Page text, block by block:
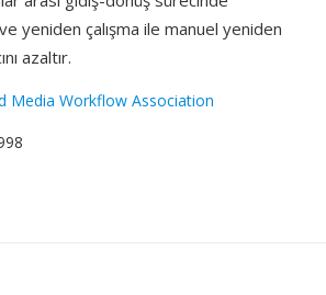
yeniden çalışma ile manuel yeniden
azaltır.
Media Workflow Association